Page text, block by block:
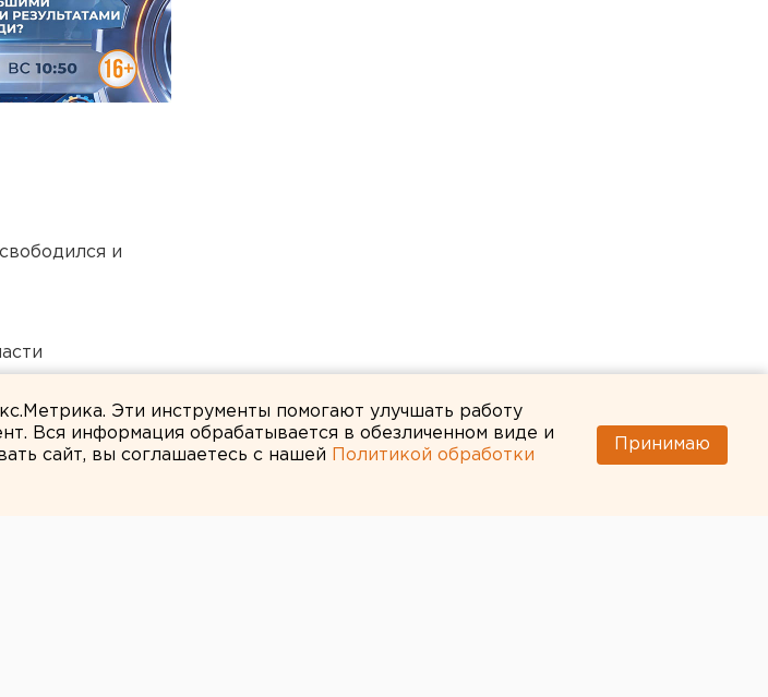
и
Эти инструменты помогают улучшать работу
Вся информация обрабатывается в обезличенном виде и
сайт, вы соглашаетесь с нашей
Политикой обработки
Принимаю